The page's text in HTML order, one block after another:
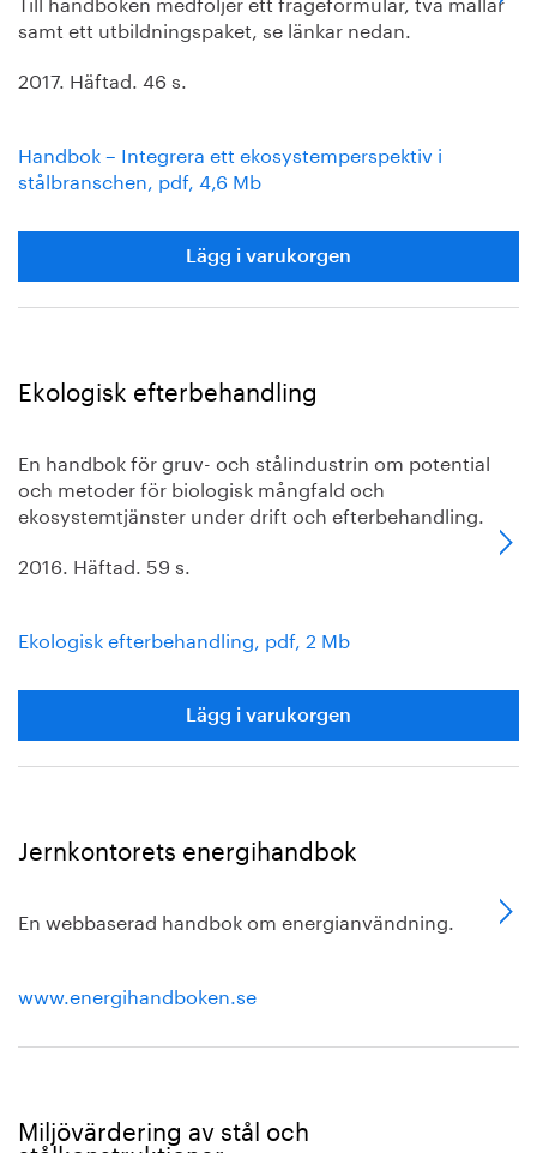
samt ett utbildningspaket, se länkar nedan.
2017. Häftad. 46 s.
Handbok – Integrera ett ekosystemperspektiv i
stålbranschen, pdf, 4,6 Mb
Lägg i varukorgen
Ekologisk efterbehandling
En handbok för gruv- och stålindustrin om potential
och metoder för biologisk mångfald och
ekosystemtjänster under drift och efterbehandling.
2016. Häftad. 59 s.
Ekologisk efterbehandling, pdf, 2 Mb
Lägg i varukorgen
Jernkontorets energihandbok
En webbaserad handbok om energianvändning.
www.energihandboken.se
Miljövärdering av stål och